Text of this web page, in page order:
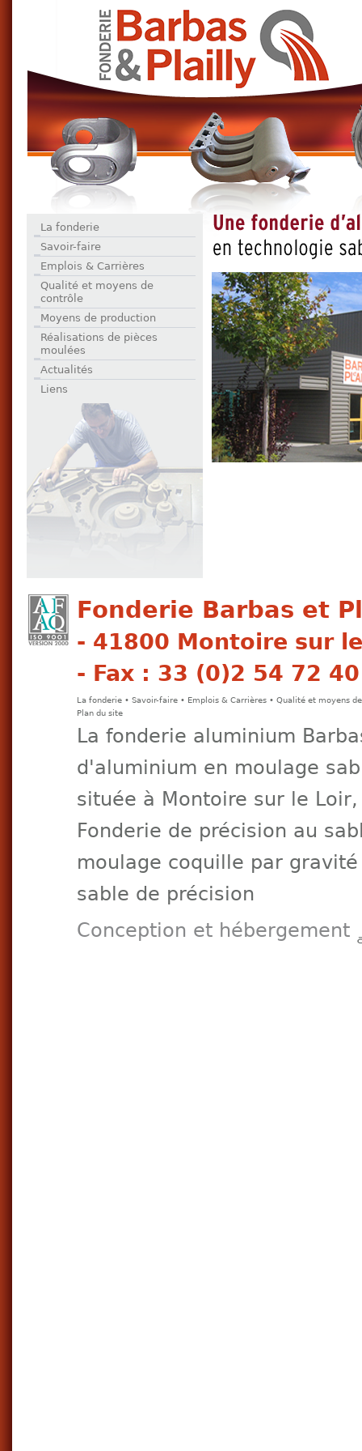
La fonderie
Savoir-faire
Emplois & Carrières
Qualité et moyens de
contrôle
Moyens de production
Réalisations de pièces
moulées
Actualités
Liens
Fonderie Barbas et
- 41800 Montoire sur
- Fax : 33 (0)2 54 72
La fonderie • Savoir-faire • Emplois & Carrières • Qualité et moyens
Plan du site
La fonderie aluminium
d'aluminium en moulage
située à Montoire sur le
Fonderie de précision au
moulage coquille par
sable de précision
Conception et hébergement